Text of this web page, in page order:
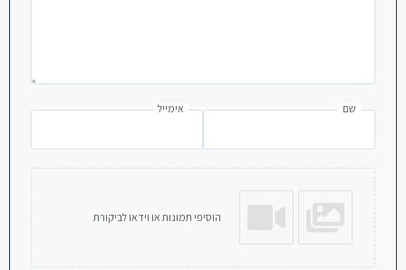
שם אימייל
הוסיפי תמונות או וידאו לביקורת